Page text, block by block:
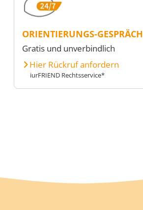
ORIENTIERUNGS-GESPRÄCH
Gratis und unverbindlich
Hier Rückruf anfordern
iurFRIEND Rechtsservice*